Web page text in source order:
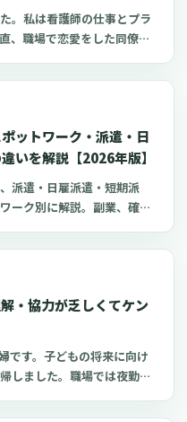
。私は看護師の仕事とプラ
、職場で恋愛をした同僚が
っと羨ましいという思いも
う関係になれる
ットワーク・派遣・日
いを解説【2026年版】
派遣・日雇派遣・短期派
ーク別に解説。副業、確定
・協力が乏しくてケン
です。子どもの将来に向け
しました。職場では夜勤回
中の家事や育児の負担ばか